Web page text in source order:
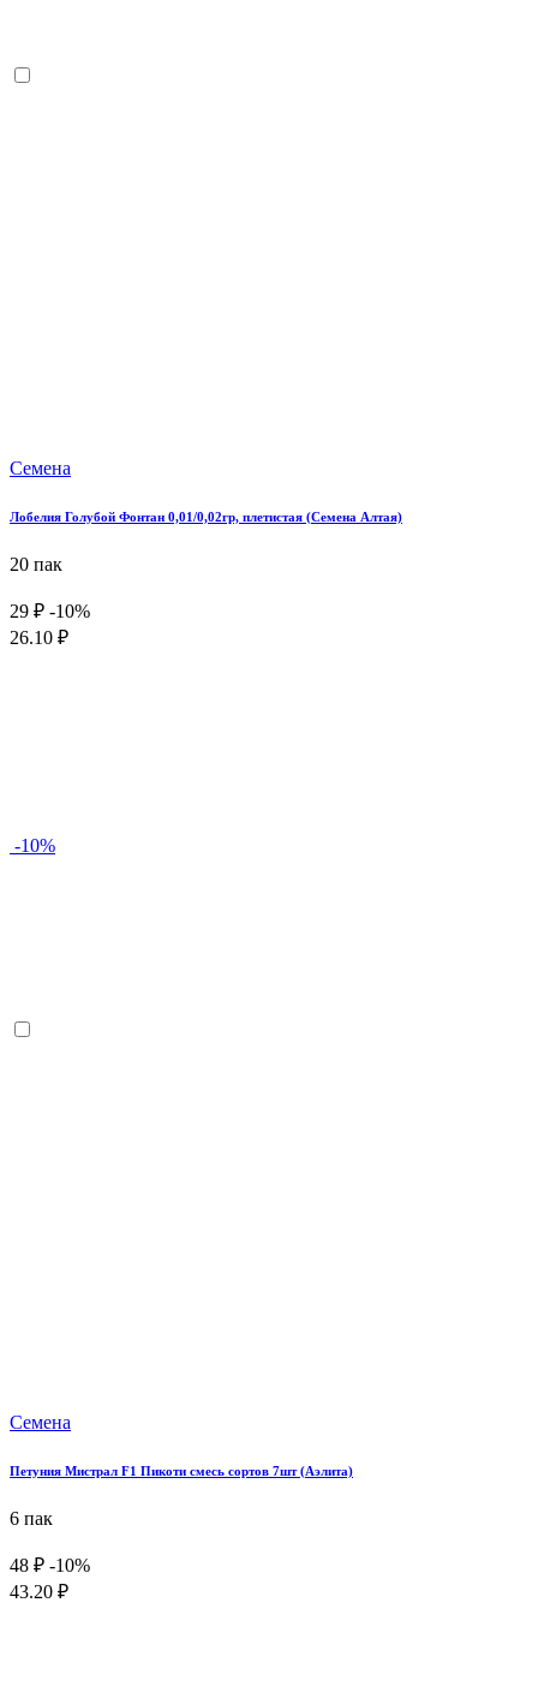
Семена
Лобелия Голубой Фонтан 0,01/0,02гр, плетистая (Семена Алтая)
20 пак
29 ₽ -10%
26.10 ₽
-10%
Семена
Петуния Мистрал F1 Пикоти смесь сортов 7шт (Аэлита)
6 пак
48 ₽ -10%
43.20 ₽